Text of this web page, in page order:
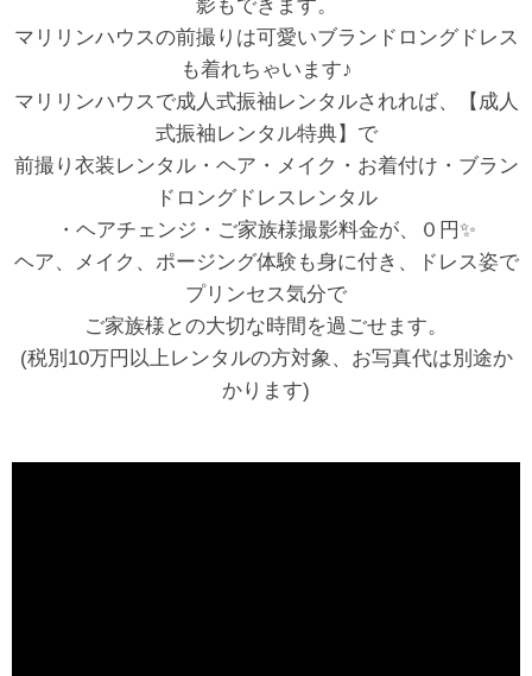
影もできます。
マリリンハウスの前撮りは可愛いブランドロングドレス
も着れちゃいます♪
マリリンハウスで成人式振袖レンタルされれば、【成人
式振袖レンタル特典】で
前撮り衣装レンタル・ヘア・メイク・お着付け・ブラン
ドロングドレスレンタル
・ヘアチェンジ・ご家族様撮影料金が、０円✨
ヘア、メイク、ポージング体験も身に付き、ドレス姿で
プリンセス気分で
ご家族様との大切な時間を過ごせます。
(税別10万円以上レンタルの方対象、お写真代は別途か
かります)